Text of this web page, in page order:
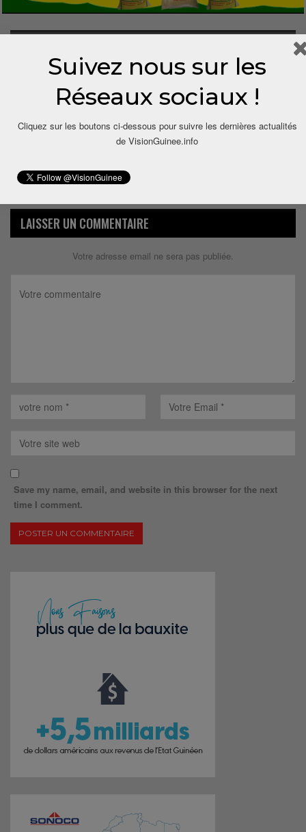
Agression Commentée Par Les Médias ‹ IRDED
11 ans depuis
[…] Vision Guinée
http://localhost/visionguinee/2015/02/10/un-avocat-
presidentiel&#8230
LAISSER UN COMMENTAIRE
Votre adresse email ne sera pas publiée.
Save my name, email, and website in this browser for the next
time I comment.
Suivez nous sur les
Réseaux sociaux !
Cliquez sur les boutons ci-dessous pour suivre les dernières actualités
de VisionGuinee.info